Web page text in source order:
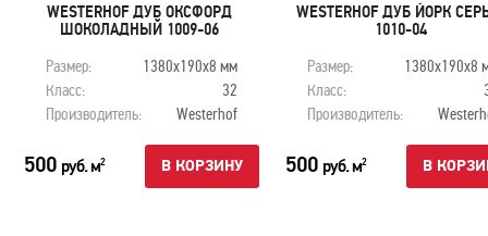
WESTERHOF ДУБ ОКСФОРД
ШОКОЛАДНЫЙ 1009-06
Размер:
1380x190x8 мм
Класс:
32
Производитель:
Westerhof
500 руб. м2 В КОРЗИНУ
WESTERHOF ДУБ ЙОРК
1010-04
Размер:
1380x190x8
Класс:
Производитель:
500 руб. м2 В